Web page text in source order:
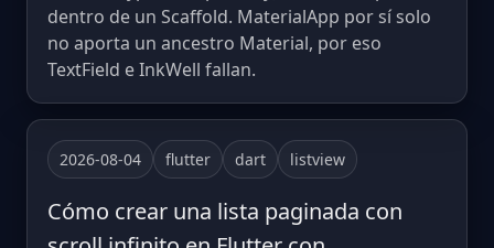
dentro de un Scaffold. MaterialApp por sí solo
no aporta un ancestro Material, por eso
TextField e InkWell fallan.
2026-08-04 flutter dart listview
Cómo crear una lista paginada con